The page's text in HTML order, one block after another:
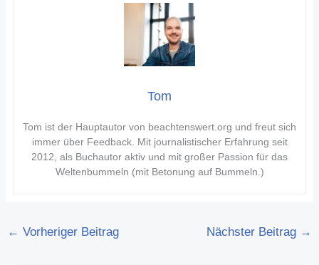
Tom
Tom ist der Hauptautor von beachtenswert.org und freut sich
immer über Feedback. Mit journalistischer Erfahrung seit
2012, als Buchautor aktiv und mit großer Passion für das
Weltenbummeln (mit Betonung auf Bummeln.)
← Vorheriger Beitrag Nächster Beitrag →